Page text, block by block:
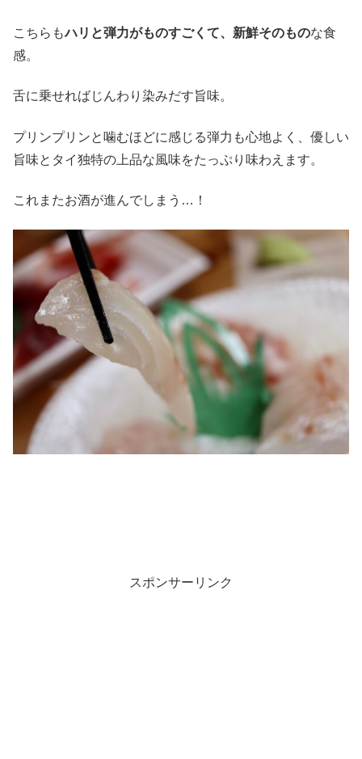
こちらもハリと弾力がものすごくて、新鮮そのものな食
感。
舌に乗せればじんわり染みだす旨味。
プリンプリンと噛むほどに感じる弾力も心地よく、優しい
旨味とタイ独特の上品な風味をたっぷり味わえます。
これまたお酒が進んでしまう…！
スポンサーリンク